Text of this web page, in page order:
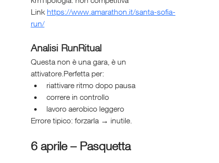
Link https://www.amarathon.it/santa-sofia-
run/
Analisi RunRitual
Questa non è una gara, è un
attivatore.Perfetta per:
riattivare ritmo dopo pausa
correre in controllo
lavoro aerobico leggero
Errore tipico: forzarla → inutile.
6 aprile – Pasquetta